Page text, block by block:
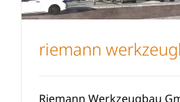
Riemann
riemann
Riemann Werkzeugbau